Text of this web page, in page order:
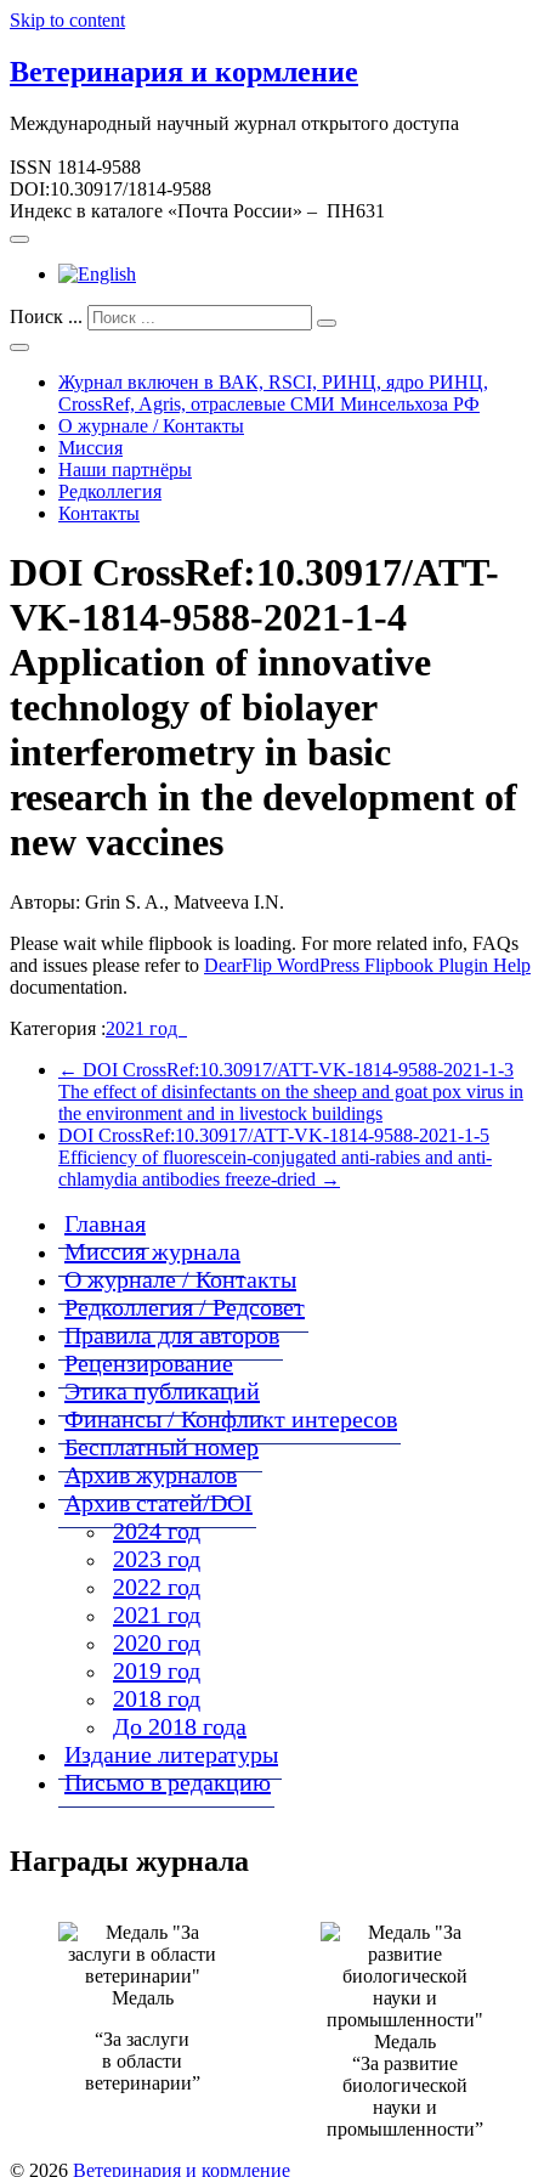
Skip to content
Ветеринария и кормление
Международный научный журнал открытого доступа
ISSN 1814-9588
DOI:10.30917/1814-9588
Индекс в каталоге «Почта России» – ПН631
Поиск ...
Журнал включен в ВАК, RSCI, РИНЦ, ядро РИНЦ,
CrossRef, Agris, отраслевые СМИ Минсельхоза РФ
О журнале / Контакты
Миссия
Наши партнёры
Редколлегия
Контакты
DOI CrossRef:10.30917/ATT-
VK-1814-9588-2021-1-4
Application of innovative
technology of biolayer
interferometry in basic
research in the development of
new vaccines
Авторы: Grin S. A., Matveeva I.N.
Please wait while flipbook is loading. For more related info, FAQs
and issues please refer to DearFlip WordPress Flipbook Plugin Help
documentation.
Категория :2021 год
← DOI CrossRef:10.30917/ATT-VK-1814-9588-2021-1-3
The effect of disinfectants on the sheep and goat pox virus in
the environment and in livestock buildings
DOI CrossRef:10.30917/ATT-VK-1814-9588-2021-1-5
Efficiency of fluorescein-conjugated anti-rabies and anti-
chlamydia antibodies freeze-dried →
Главная
Миссия журнала
О журнале / Контакты
Редколлегия / Редсовет
Правила для авторов
Рецензирование
Этика публикаций
Финансы / Конфликт интересов
Бесплатный номер
Архив журналов
Архив статей/DOI
2024 год
2023 год
2022 год
2021 год
2020 год
2019 год
2018 год
До 2018 года
Издание литературы
Письмо в редакцию
Награды журнала
Медаль
“За заслуги
в области
ветеринарии”
Медаль
“За развитие
биологической
науки и
промышленности”
© 2026 Ветеринария и кормление